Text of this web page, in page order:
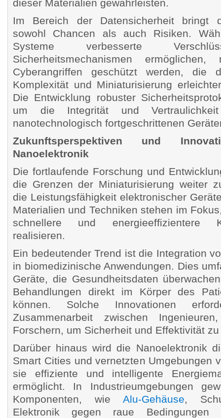
dieser Materialien gewährleisten.
Im Bereich der Datensicherheit bringt
sowohl Chancen als auch Risiken.
Systeme verbesserte
Sicherheitsmechanismen
Cyberangriffen geschützt werden, die
Komplexität und Miniaturisierung
Die Entwicklung robuster
um die Integrität und
nanotechnologisch fortgeschrittenen
Zukunftsperspektiven und
Nanoelektronik
Die fortlaufende Forschung und
die Grenzen der Miniaturisierung weiter
die Leistungsfähigkeit elektronischer
Materialien und Techniken stehen im
schnellere und energieeffizientere
realisieren.
Ein bedeutender Trend ist die Integration
in biomedizinische Anwendungen. Dies
Geräte, die Gesundheitsdaten
Behandlungen direkt im Körper des
können. Solche Innovationen
Zusammenarbeit zwischen
Forschern, um Sicherheit und Effektivität
Darüber hinaus wird die Nanoelektronik
Smart Cities und vernetzten Umgebungen
sie effiziente und intelligente
ermöglicht. In Industrieumgebungen
Komponenten, wie Alu-Gehäuse,
Elektronik gegen raue